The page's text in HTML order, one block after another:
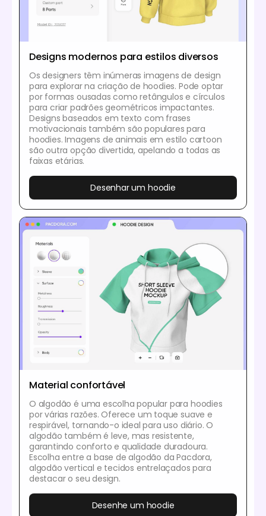
Designs modernos para estilos diversos
Os designers têm inúmeras imagens de design
para explorar na criação de hoodies. Pode optar
por formas ousadas como retângulos e círculos
para criar padrões geométricos impactantes.
Designs baseados em texto com frases
motivacionais também são populares para
hoodies. Imagens de animais em estilo cartoon
são outra opção divertida, apelando a todas as
faixas etárias.
Desenhar um hoodie
Material confortável
O algodão é uma escolha popular para hoodies
por várias razões. Oferece um toque suave e
respirável, tornando-o ideal para uso diário. O
algodão também é leve, mas resistente,
garantindo conforto e qualidade duradoura.
Escolha entre a base de algodão da Pacdora,
algodão vertical e tecidos entrelaçados para
destacar o seu design.
Desenhe um hoodie